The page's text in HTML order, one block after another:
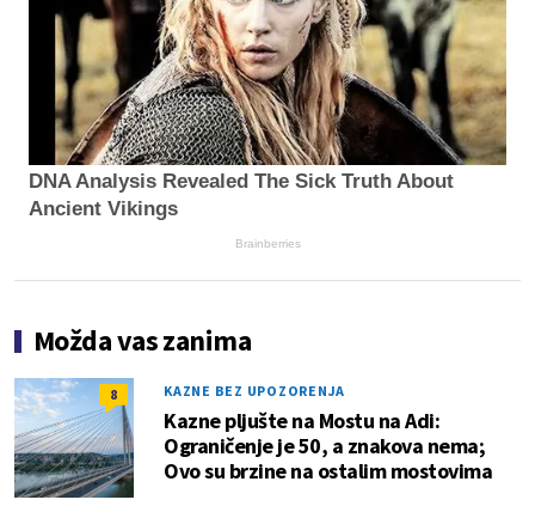
DNA Analysis Revealed The Sick Truth About
Ancient Vikings
Brainberries
Možda vas zanima
8 KAZNE BEZ UPOZORENJA
Kazne pljušte na Mostu na Adi:
Ograničenje je 50, a znakova nema;
Ovo su brzine na ostalim mostovima